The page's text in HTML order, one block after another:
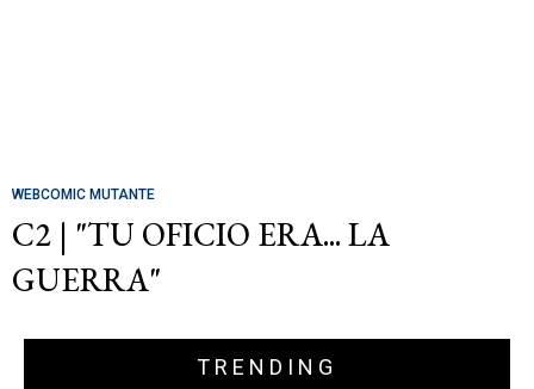
WEBCOMIC MUTANTE
C2 | "TU OFICIO ERA... LA
GUERRA"
TRENDING